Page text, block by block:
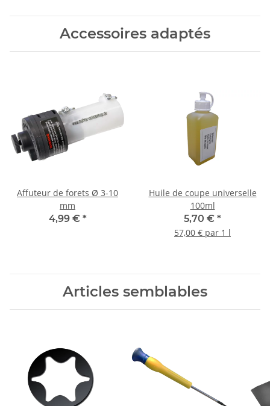
Accessoires adaptés
Affuteur de forets Ø 3-10
mm
4,99 € *
Huile de coupe universelle
100ml
5,70 € *
57,00 € par 1 l
Articles semblables